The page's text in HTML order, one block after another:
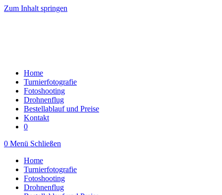
Zum Inhalt springen
Home
Turnierfotografie
Fotoshooting
Drohnenflug
Bestellablauf und Preise
Kontakt
0
0 Menü Schließen
Home
Turnierfotografie
Fotoshooting
Drohnenflug